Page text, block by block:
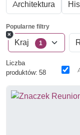
Architektura
Popularne filtry
Kraj 1
Liczba
produktów: 58